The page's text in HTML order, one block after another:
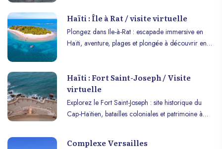
Haïti : Île à Rat / visite virtuelle
Plongez dans Ile-à-Rat : escapade immersive en
Haïti, aventure, plages et plongée à découvrir en
Haïti : Fort Saint-Joseph / Visite
virtuelle
Explorez le Fort Saint-Joseph : site historique du
Cap-Haïtien, batailles coloniales et patrimoine à
Complexe Versailles